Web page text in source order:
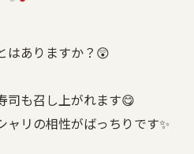
はありますか？😲
司も召し上がれます😋
リの相性がばっちりです✨